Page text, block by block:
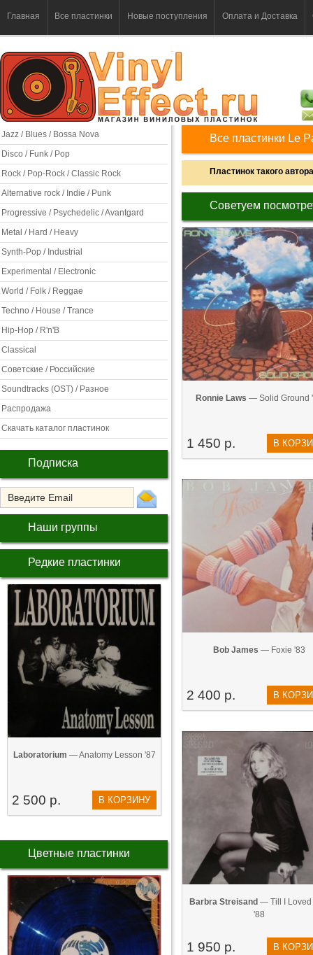
Главная Все пластинки Новые поступления Оплата и Доставка
Jazz / Blues / Bossa Nova
Disco / Funk / Pop
Rock / Pop-Rock / Classic Rock
Alternative rock / Indie / Punk
Progressive / Psychedelic / Avantgard
Metal / Hard / Heavy
Synth-Pop / Industrial
Experimental / Electronic
World / Folk / Reggae
Techno / House / Trance
Hip-Hop / R'n'B
Classical
Советские / Российские
Soundtracks (OST) / Разное
Распродажа
Скачать каталог пластинок
Подписка
Наши группы
Редкие пластинки
Laboratorium — Anatomy Lesson '87
2 500 р. В КОРЗИНУ
Цветные пластинки
Все пластинки Le
Пластинок такого
Советуем
Ronnie Laws — Solid Ground
1 450 р. В
Bob James — Foxie '83
2 400 р. В
Barbra Streisand — Till I Loved
'88
1 950 р. В